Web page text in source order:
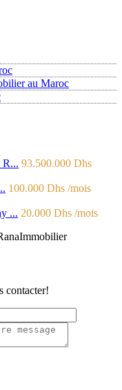
au Maroc
R... 93.500.000 Dhs
100.000 Dhs /mois
... 20.000 Dhs /mois
contacter!